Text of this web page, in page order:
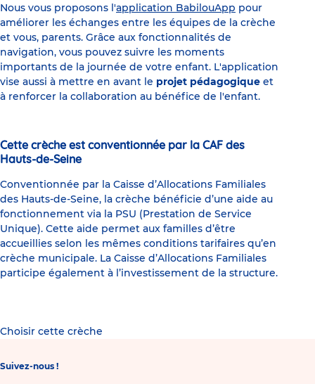
Nous vous proposons l'application BabilouApp pour
améliorer les échanges entre les équipes de la crèche
et vous, parents. Grâce aux fonctionnalités de
navigation, vous pouvez suivre les moments
importants de la journée de votre enfant. L'application
vise aussi à mettre en avant le projet pédagogique et
à renforcer la collaboration au bénéfice de l'enfant.
Cette crèche est conventionnée par la CAF des
Hauts-de-Seine
Conventionnée par la Caisse d’Allocations Familiales
des Hauts-de-Seine, la crèche bénéficie d’une aide au
fonctionnement via la PSU (Prestation de Service
Unique). Cette aide permet aux familles d’être
accueillies selon les mêmes conditions tarifaires qu’en
crèche municipale. La Caisse d’Allocations Familiales
participe également à l’investissement de la structure.
Choisir cette crèche
Suivez-nous !